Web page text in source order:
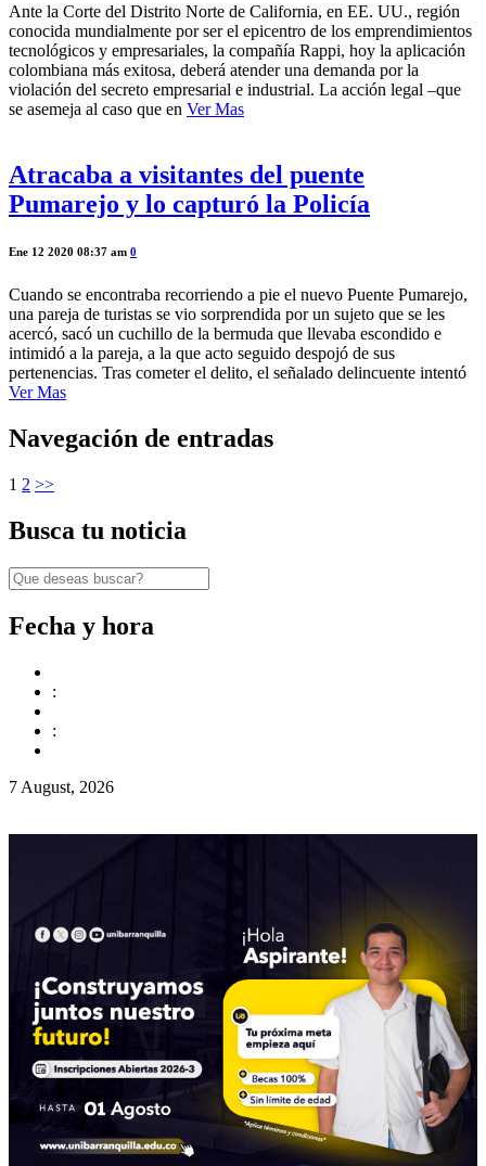
Ante la Corte del Distrito Norte de California, en EE. UU., región
conocida mundialmente por ser el epicentro de los emprendimientos
tecnológicos y empresariales, la compañía Rappi, hoy la aplicación
colombiana más exitosa, deberá atender una demanda por la
violación del secreto empresarial e industrial. La acción legal –que
se asemeja al caso que en Ver Mas
Atracaba a visitantes del puente
Pumarejo y lo capturó la Policía
Ene 12 2020 08:37 am 0
Cuando se encontraba recorriendo a pie el nuevo Puente Pumarejo,
una pareja de turistas se vio sorprendida por un sujeto que se les
acercó, sacó un cuchillo de la bermuda que llevaba escondido e
intimidó a la pareja, a la que acto seguido despojó de sus
pertenencias. Tras cometer el delito, el señalado delincuente intentó
Ver Mas
Navegación de entradas
1 2 >>
Busca tu noticia
Fecha y hora
:
:
7 August, 2026